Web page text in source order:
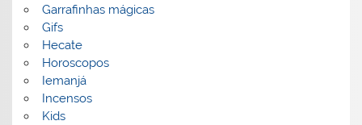
Garrafinhas mágicas
Gifs
Hecate
Horoscopos
Iemanjá
Incensos
Kids